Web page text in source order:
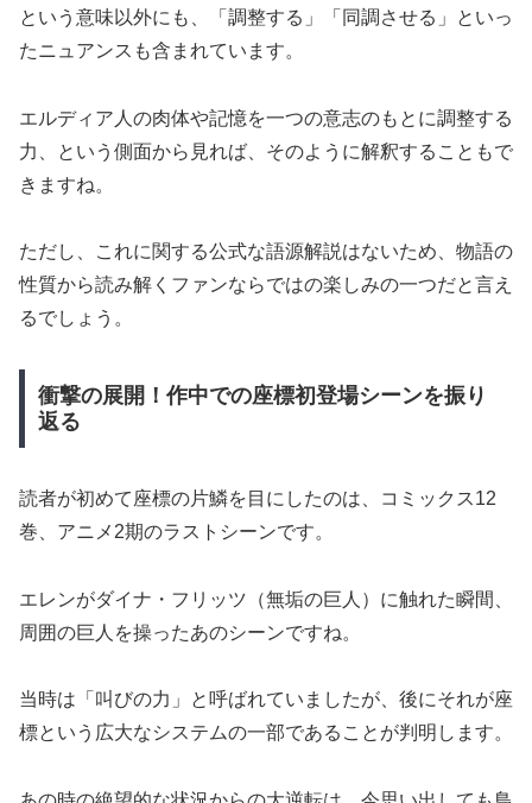
という意味以外にも、「調整する」「同調させる」といっ
たニュアンスも含まれています。
エルディア人の肉体や記憶を一つの意志のもとに調整する
力、という側面から見れば、そのように解釈することもで
きますね。
ただし、これに関する公式な語源解説はないため、物語の
性質から読み解くファンならではの楽しみの一つだと言え
るでしょう。
衝撃の展開！作中での座標初登場シーンを振り
返る
読者が初めて座標の片鱗を目にしたのは、コミックス12
巻、アニメ2期のラストシーンです。
エレンがダイナ・フリッツ（無垢の巨人）に触れた瞬間、
周囲の巨人を操ったあのシーンですね。
当時は「叫びの力」と呼ばれていましたが、後にそれが座
標という広大なシステムの一部であることが判明します。